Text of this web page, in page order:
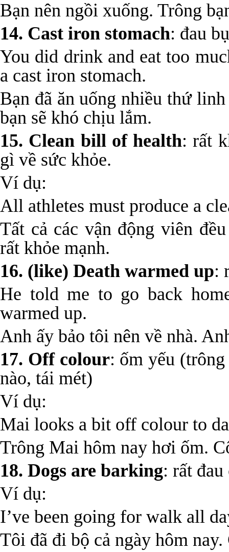
Bạn nên ngồi xuống. Trông
14. Cast iron stomach: đau
You did drink and eat too
a cast iron stomach.
Bạn đã ăn uống nhiều thứ
bạn sẽ khó chịu lắm.
15. Clean bill of health: rất
gì về sức khỏe.
Ví dụ:
All athletes must produce a
Tất cả các vận động viên
rất khỏe mạnh.
16. (like) Death warmed up:
He told me to go back
warmed up.
Anh ấy bảo tôi nên về nhà.
17. Off colour: ốm yếu
nào, tái mét)
Ví dụ:
Mai looks a bit off colour to
Trông Mai hôm nay hơi ốm.
18. Dogs are barking: rất
Ví dụ:
I’ve been going for walk all
Tôi đã đi bộ cả ngày hôm